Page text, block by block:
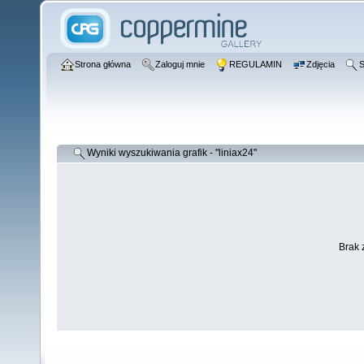
Strona główna Zaloguj mnie REGULAMIN Zdjęcia
Wyniki wyszukiwania grafik - "liniax24"
Brak